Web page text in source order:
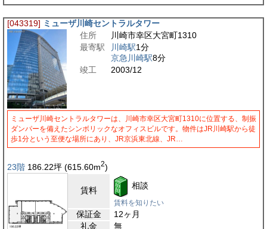
[043319] ミューザ川崎セントラルタワー
住所
川崎市幸区大宮町1310
最寄駅
川崎駅1分
京急川崎駅8分
竣工
2003/12
ミューザ川崎セントラルタワーは、川崎市幸区大宮町1310に位置する、制振
ダンパーを備えたシンボリックなオフィスビルです。物件はJR川崎駅から徒
歩1分という至便な場所にあり、JR京浜東北線、JR…
23階 186.22坪 (615.60m2)
賃料 相談
賃料を知りたい
保証金
12ヶ月
礼金
無